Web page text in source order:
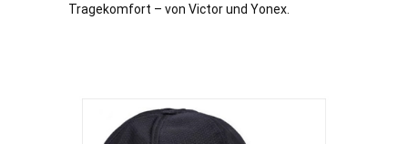
Tragekomfort – von Victor und Yonex.